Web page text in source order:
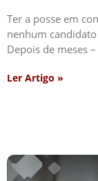
Ter a posse em
nenhum
Depois de meses
Ler Artigo »